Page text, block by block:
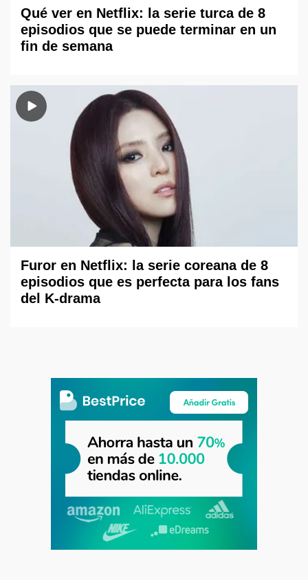
Qué ver en Netflix: la serie turca de 8
episodios que se puede terminar en un
fin de semana
Furor en Netflix: la serie coreana de 8
episodios que es perfecta para los fans
del K-drama